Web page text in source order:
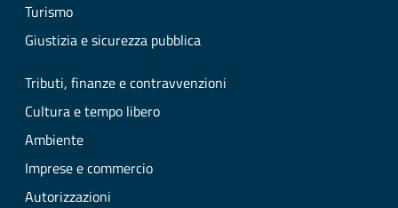
Turismo
Giustizia e sicurezza pubblica
Tributi, finanze e contravvenzioni
Cultura e tempo libero
Ambiente
Imprese e commercio
Autorizzazioni